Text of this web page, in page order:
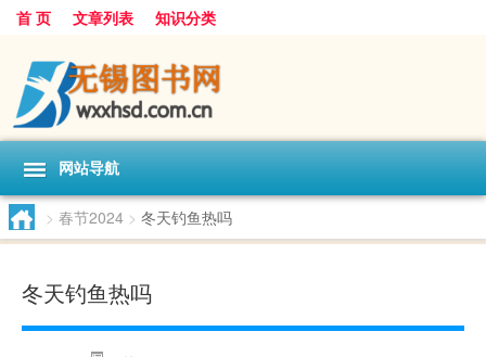
首 页 文章列表 知识分类
网站导航
> 春节2024 > 冬天钓鱼热吗
冬天钓鱼热吗